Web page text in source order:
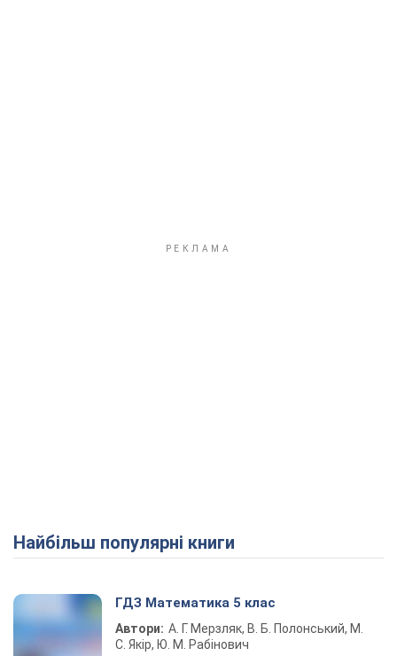
Найбільш популярні книги
ГДЗ Математика 5 клас
Автори: А. Г. Мерзляк, В. Б. Полонський, М.
С. Якір, Ю. М. Рабінович